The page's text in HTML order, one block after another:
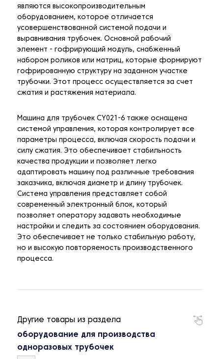
являются высокопроизводительным
оборудованием, которое отличается
усовершенствованной системой подачи и
выравнивания трубочек. Основной рабочий
элемент - гофрирующий модуль, снабженный
набором роликов или матриц, которые формируют
гофрированную структуру на заданном участке
трубочки. Этот процесс осуществляется за счет
сжатия и растяжения материала.
Машина для трубочек CY021-6 также оснащена
системой управления, которая контролирует все
параметры процесса, включая скорость подачи и
силу сжатия. Это обеспечивает стабильность
качества продукции и позволяет легко
адаптировать машину под различные требования
заказчика, включая диаметр и длину трубочек.
Система управления представляет собой
современный электронный блок, который
позволяет оператору задавать необходимые
настройки и следить за состоянием оборудования.
Это обеспечивает не только стабильную работу,
но и высокую повторяемость производственного
процесса.
Другие товары из раздела
оборудование для производства
одноразовых трубочек